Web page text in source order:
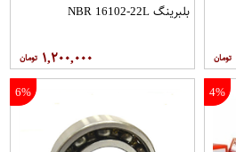
بلبرینگ NBR 16102-22L
۱,۲۰۰,۰۰۰
4%
6%